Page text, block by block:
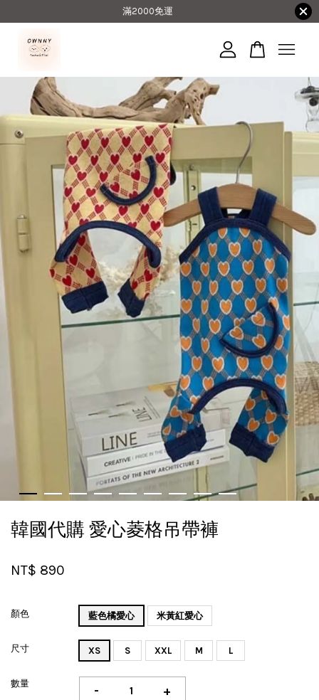
滿2000免運
韓國代購 愛心菱格吊帶褲
NT$ 890
顏色 藍色橘愛心 米黃紅愛心
尺寸 XS S XXL M L
數量 - +
您的購物車目前還是空的。
繼續購物